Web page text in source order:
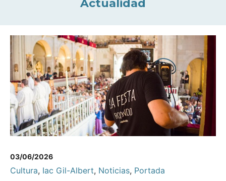
Actualidad
03/06/2026
Cultura, Iac Gil-Albert, Noticias, Portada